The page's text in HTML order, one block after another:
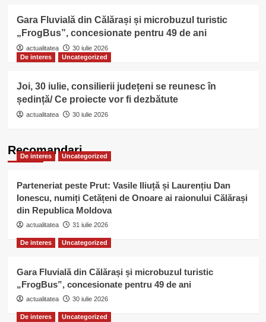
Gara Fluvială din Călărași și microbuzul turistic
„FrogBus”, concesionate pentru 49 de ani
actualitatea
30 iulie 2026
De interes
Uncategorized
Joi, 30 iulie, consilierii județeni se reunesc în
ședință/ Ce proiecte vor fi dezbătute
actualitatea 30 iulie 2026
Recomandari
De interes Uncategorized
Parteneriat peste Prut: Vasile Iliuță și Laurențiu Dan
Ionescu, numiți Cetățeni de Onoare ai raionului Călărași
din Republica Moldova
actualitatea 31 iulie 2026
De interes Uncategorized
Gara Fluvială din Călărași și microbuzul turistic
„FrogBus”, concesionate pentru 49 de ani
actualitatea 30 iulie 2026
De interes Uncategorized